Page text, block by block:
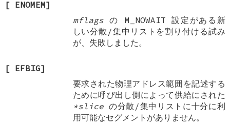
[ ENOMEM]
mflagsの M_NOWAIT 設定がある新
しい分散/集中リストを割り付ける試み
が、失敗しました。
[ EFBIG]
要求された物理アドレス範囲を記述する
ために呼び出し側によって供給にされた
*sliceの分散/集中リストに十分に利
用可能なセグメントがありません。